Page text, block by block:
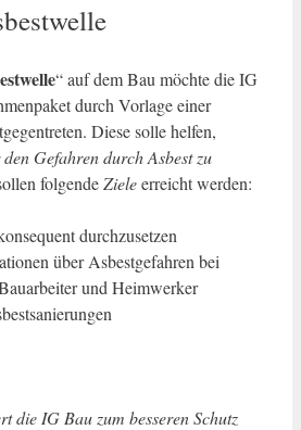
“ auf dem Bau möchte die IG
durch Vorlage einer
Diese solle helfen,
Gefahren durch Asbest zu
folgendeZieleerreicht werden:
durchzusetzen
über Asbestgefahren bei
und Heimwerker
die IG Bau zum besseren Schutz